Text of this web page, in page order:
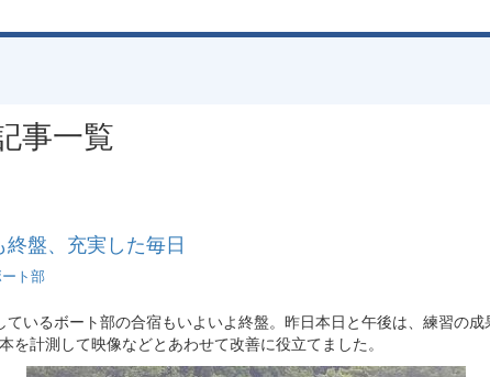
事一覧
盤、充実した毎日
ト部
いるボート部の合宿もいよいよ終盤。昨日本日と午後は、練習の成
を計測して映像などとあわせて改善に役立てました。